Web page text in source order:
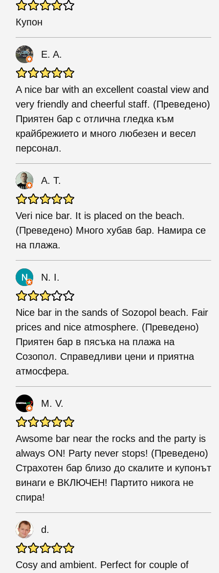
Купон
E. A.
A nice bar with an excellent coastal view and
very friendly and cheerful staff. (Преведено)
Приятен бар с отлична гледка към
крайбрежието и много любезен и весел
персонал.
A. T.
Veri nice bar. It is placed on the beach.
(Преведено) Много хубав бар. Намира се
на плажа.
N. I.
Nice bar in the sands of Sozopol beach. Fair
prices and nice atmosphere. (Преведено)
Приятен бар в пясъка на плажа на
Созопол. Справедливи цени и приятна
атмосфера.
M. V.
Awsome bar near the rocks and the party is
always ON! Party never stops! (Преведено)
Страхотен бар близо до скалите и купонът
винаги е ВКЛЮЧЕН! Партито никога не
спира!
d.
Cosy and ambient. Perfect for couple of